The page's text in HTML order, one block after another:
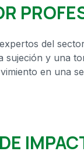
del
sujeción y una
en una